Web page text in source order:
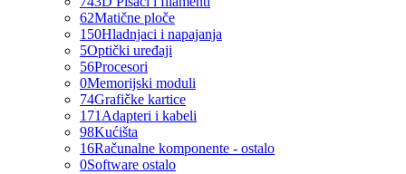
62Matične ploče
150Hladnjaci i napajanja
5Optički uređaji
56Procesori
0Memorijski moduli
74Grafičke kartice
171 Adapteri i kabeli
98Kućišta
16Računalne komponente - ostalo
0Software ostalo